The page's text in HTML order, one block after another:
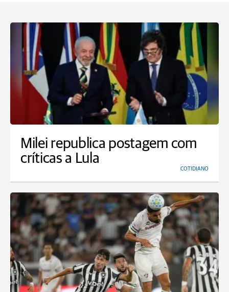
Milei republica postagem com
críticas a Lula
COTIDIANO